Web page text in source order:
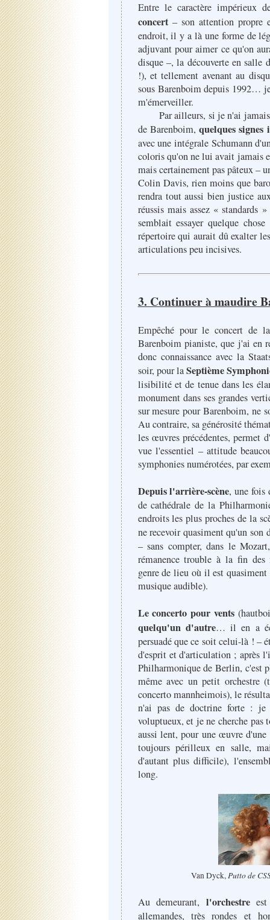
Entre le caractère impérieux
concert– son attention propre
endroit, il y a là une forme de
adjuvant pour aimer ce qu'on
disque –, la découverte en salle
!), et tellement avenant au
sous Barenboim depuis 1992…
m'émerveiller.
Par ailleurs, si je n'ai jamais
de Barenboim,quelques signes
avec une intégrale Schumann
coloris qu'on ne lui avait jamais
mais certainement pas pâteux –
Colin Davis, rien moins que
rendra tout aussi bien justice
réussis mais assez «
semblait essayer quelque
répertoire qui aurait dû exalter
articulations peu incisives.
3. Continuer à maudire
Empêché pour le concert de
Barenboim pianiste, que j'ai en
donc connaissance avec la
soir, pour laSeptième
lisibilité et de tenue dans les
monument dans ses grandes
sur mesure pour Barenboim, ne
Au contraire, sa générosité
les œuvres précédentes, permet
vue l'essentiel – attitude
symphonies numérotées, par
Depuis l'arrière-scène, une fois
de cathédrale de la
endroits les plus proches de la
ne recevoir quasiment qu'un son
– sans compter, dans le
rémanence trouble à la fin des
genre de lieu où il est
musique audible).
Le concerto pour vents
quelqu'un d'autre… il en a
persuadé que ce soit celui-là ! –
d'esprit et d'articulation ; après
Philharmonique de Berlin, c'est
même avec un petit orchestre
concerto mannheimois), le
n'ai pas de doctrine forte :
voluptueux, et je ne cherche
aussi lent, pour une œuvre
toujours périlleux en salle,
d'autant plus difficile),
long.
Van Dyck,Putto de
Au demeurant, l'orchestre
allemandes, très rondes et